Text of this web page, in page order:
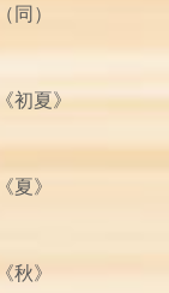
）
初夏》
》
》